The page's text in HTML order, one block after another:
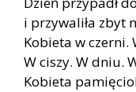
i przywaliła zbyt
Kobieta w czerni.
W ciszy. W dniu.
Kobieta